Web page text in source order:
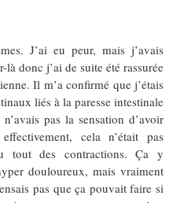
J’ai eu peur, mais j’avais
donc j’ai de suite été rassurée
Il m’a confirmé que j’étais
liés à la paresse intestinale
pas la sensation d’avoir
cela n’était pas
tout des contractions. Ça y
douloureux, mais vraiment
pas que ça pouvait faire si